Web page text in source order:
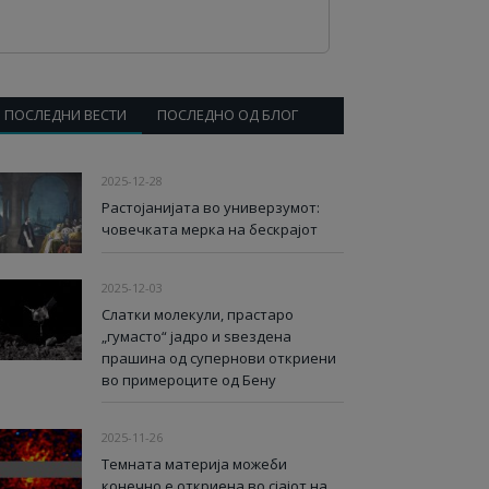
ПОСЛЕДНИ ВЕСТИ ПОСЛЕДНО ОД БЛОГ
2025-12-28
Растојанијата во универзумот:
човечката мерка на бескрајот
2025-12-03
Слатки молекули, прастаро
„гумасто“ јадро и ѕвездена
прашина од супернови откриени
во примероците од Бену
2025-11-26
Темната материја можеби